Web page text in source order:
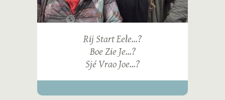
Rij Start Eele...?
Boe Zie Je...?
Sjé Vrao Joe...?